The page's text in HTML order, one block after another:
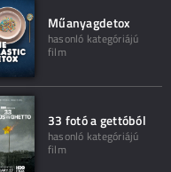
Műanyagdetox
hasonló kategóriájú
film
33 fotó a gettóból
hasonló kategóriájú
film